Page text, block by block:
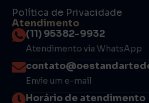
Política de Privacidade
Atendimento
(11) 95382-9932
Atendimento via WhatsApp
Envie um e-mail
Horário de atendimento